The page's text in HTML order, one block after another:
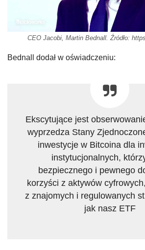
CEO Jacobi, Martin Bednall. Źródło:
Bednall dodał w oświadczeniu:
Ekscytujące jest
wyprzedza Stany
inwestycje w Bitcoina dla
instytucjonalnych,
bezpiecznego i pewnego
korzyści z aktywów
z znajomych i regulowanych
jak nasz ETF